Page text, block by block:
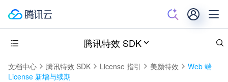
腾讯特效 SDK
文档中心 腾讯特效 SDK License 指引 美颜特效
Web 端
License 新增与续期